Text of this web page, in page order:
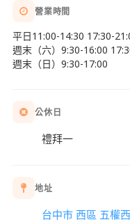
營業時間
平日11:00-14:30 17:30-
週末（六）9:30-16:00
週末（日）9:30-17:00
公休日
禮拜一
地址
台中市 西區 五權